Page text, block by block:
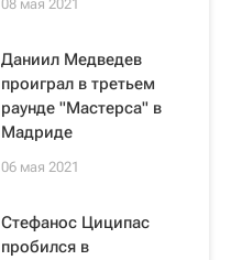
08 мая 2021
Даниил Медведев
проиграл в третьем
раунде "Мастерса" в
Мадриде
06 мая 2021
Стефанос Циципас
пробился в